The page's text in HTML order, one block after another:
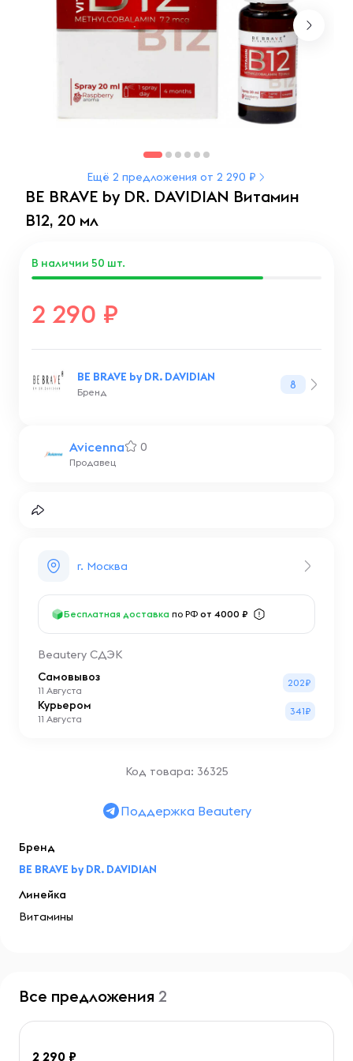
Ещё 2 предложения от 2 290 ₽
BE BRAVE by DR. DAVIDIAN Витамин
B12, 20 мл
Avicenna 0
Продавец
2 290
В наличии 50 шт.
BE BRAVE by DR. DAVIDIAN
Бренд
8
г. Москва
Бесплатная доставка по РФ от 4000 ₽
Beautery СДЭК
Самовывоз
11 Августа
202₽
Курьером
11 Августа
341₽
Код товара: 36325
Поддержка Beautery
Бренд
BE BRAVE by DR. DAVIDIAN
Линейка
Витамины
Все предложения 2
2 290